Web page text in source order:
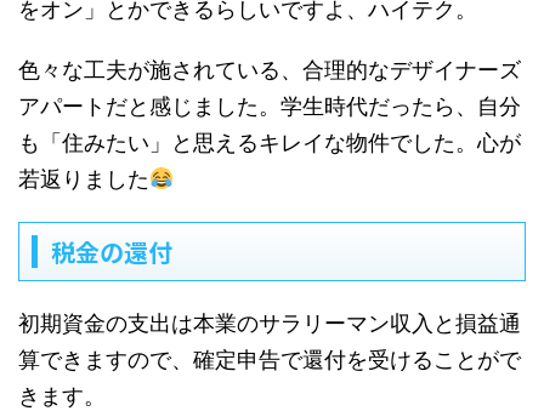
をオン」とかできるらしいですよ、ハイテク。
色々な工夫が施されている、合理的なデザイナーズ
アパートだと感じました。学生時代だったら、自分
も「住みたい」と思えるキレイな物件でした。心が
若返りました
税金の還付
初期資金の支出は本業のサラリーマン収入と損益通
算できますので、確定申告で還付を受けることがで
きます。